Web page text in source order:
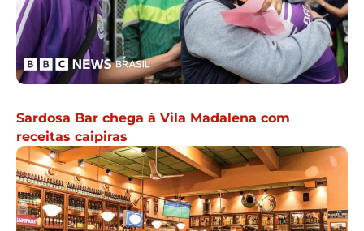
Sardosa Bar chega à Vila Madalena com
receitas caipiras